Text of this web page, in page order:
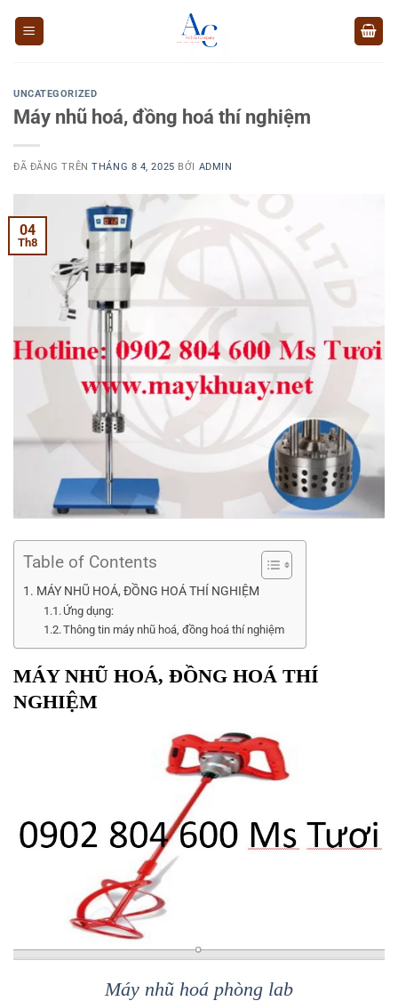
UNCATEGORIZED
Máy nhũ hoá, đồng hoá thí nghiệm
ĐÃ ĐĂNG TRÊNTHÁNG 8 4, 2025 BỞI ADMIN
04
Th8
Table of Contents
MÁY NHŨ HOÁ, ĐỒNG HOÁ THÍ NGHIỆM
Ứng dụng:
Thông tin máy nhũ hoá, đồng hoá thí nghiệm
MÁY NHŨ HOÁ, ĐỒNG HOÁ THÍ
NGHIỆM
Máy nhũ hoá phòng lab